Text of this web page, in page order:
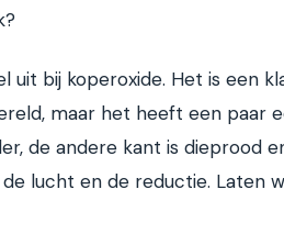
uit bij koperoxide. Het is een
maar het heeft een paar
de andere kant is dieprood
lucht en de reductie. Laten